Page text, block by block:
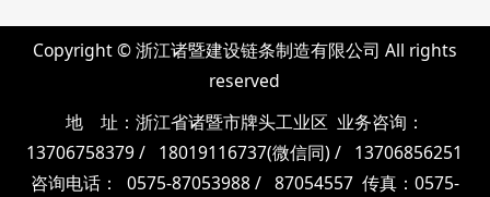
Copyright © 浙江诸暨建设链条制造有限公司 All rights
reserved
地 址：浙江省诸暨市牌头工业区 业务咨询：
13706758379/ 18019116737(微信同) / 13706856251
咨询电话： 0575-87053988/ 87054557传真： 0575-